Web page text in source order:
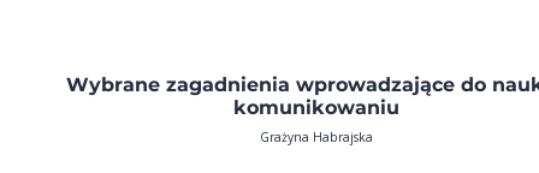
Wybrane zagadnienia wprowadzające do
komunikowaniu
Grażyna Habrajska